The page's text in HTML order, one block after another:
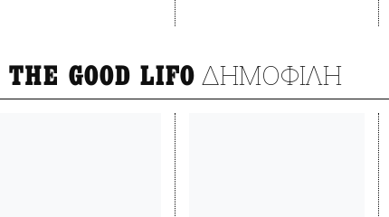
THE GOOD LIFO ΔΗΜΟΦΙΛΗ